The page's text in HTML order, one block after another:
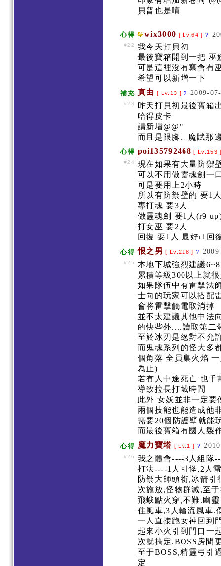
貝普也是唷
心得 wix3000 [ Lv.64 ]?
#22
我今天打貝初
最後寶箱開到一把
可是這裡沒有寫會有
希望可以新增一下
補充 真由 [ Lv.13 ]? 2009-
#23
昨天打貝初最後寶箱
哈得皮卡
請新增@@"
而且是限腳.. 魔賦那
心得 poi135792468 [ Lv.153
#24
現在如果有大量防禦
可以不用做靈魂劍一
可是要用上2小時
所以有防禦壁的 要1
專打魂 要3人
做靈魂劍 要1人(r9
打女巫 要2人
回復 要1人 最好r1回
心得 恨之男 [ Lv.218 ] ?
#25
本地下城強烈建議
累積等級300以上就
如果隊伍中有雷擊法
士向的玩家可以搭配
會將雷擊觸電取消掉
並不太建議其他中法
的快些外....讀取第二
至於冰刃是絕對不允
而鬼魂系列的怪大多
個角落 全員集火焰
為止)
若有人中途死亡 也千
導致拉長打城時間
此外 女妖並非一定要
兩個技能也能造成他
需要20個防護壁就能
而最後寶箱有國人製
心得 魔力寶塔 [ Lv.1 ] ?
#26
我之體會----3人組隊
打法----1人引怪,2人
防禦大師頭銜,冰箭
次施放,怪物群滅,至
飛蛾點火穿,不難.幽
住風車,3人輪流風車.
一人直接跑女神回到
起來小火引到門口一
次就搞定.BOSS房間
至于BOSS,精靈弓引
定.